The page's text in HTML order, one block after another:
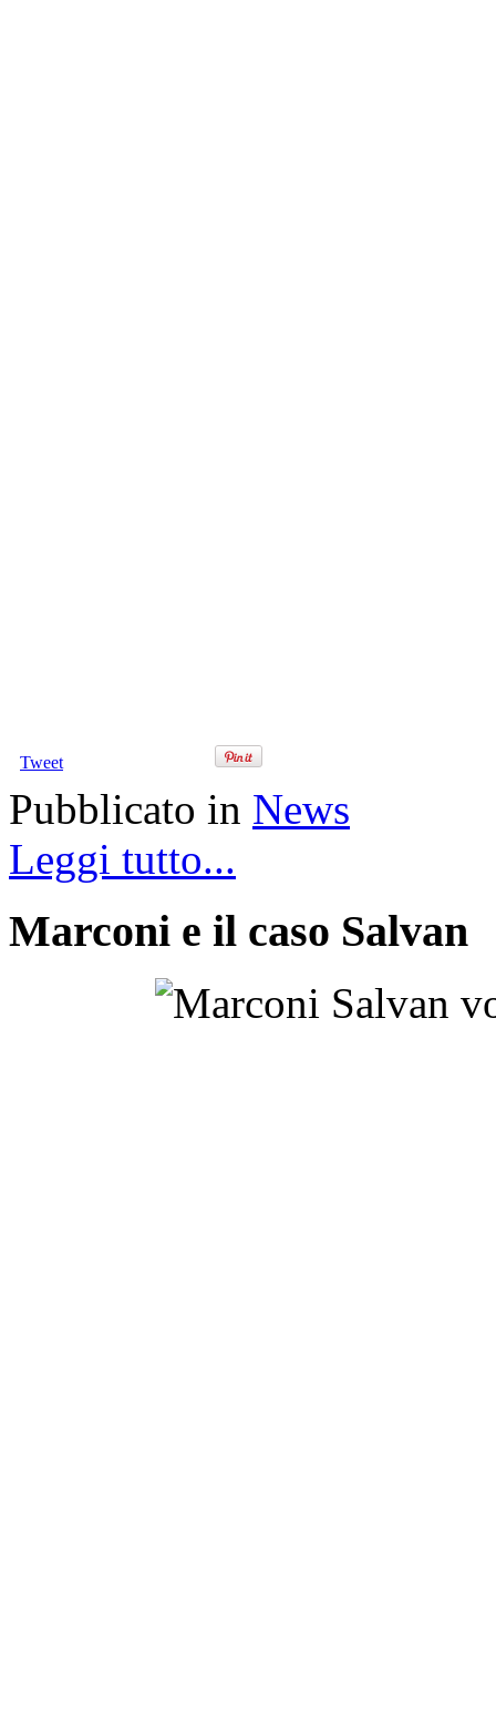
Tweet
Pubblicato in News
Leggi tutto...
Marconi e il caso Salvan